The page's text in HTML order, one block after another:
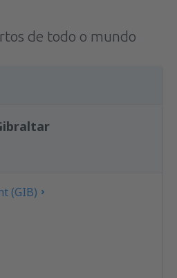
de todo o mundo
(GIB)